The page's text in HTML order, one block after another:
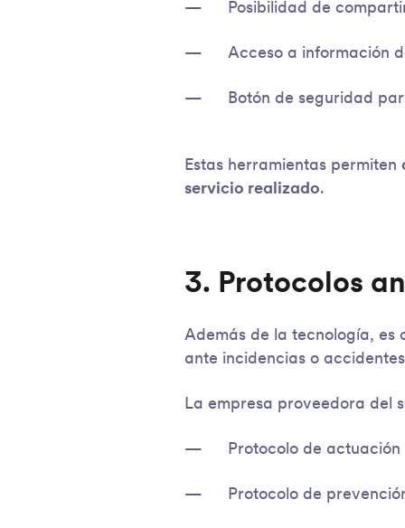
Posibilidad de
Acceso a información
Botón de seguridad
Estas herramientas permiten
servicio realizado.
3. Protocolos
Además de la tecnología, es
ante incidencias o
La empresa proveedora del
Protocolo de
Protocolo de